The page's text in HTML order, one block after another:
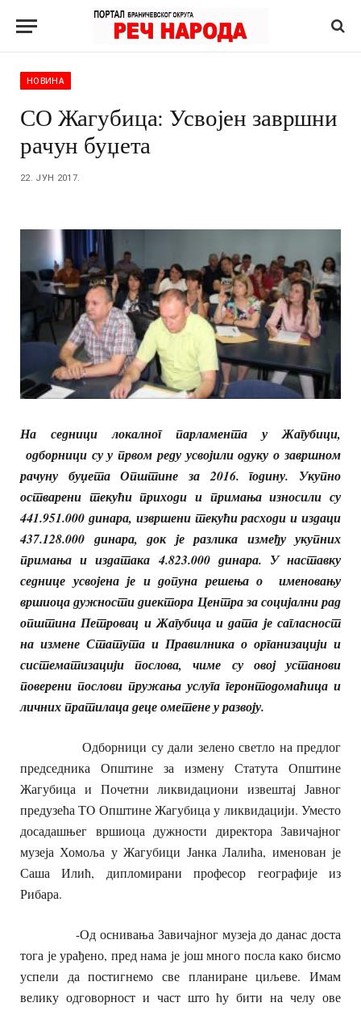
НОВИНА
СО Жагубица: Усвојен завршни
рачун буџета
22. ЈУН 2017.
На седници локалног парламента у Жагубици,
одборници су у првом реду усвојили одуку о завршном
рачуну буџета Општине за 2016. годину. Укупно
остварени текући приходи и примања износили су
441.951.000 динара, извршени текући расходи и издаци
437.128.000 динара, док је разлика између укупних
примања и издатака 4.823.000 динара. У наставку
седнице усвојена је и допуна решења о именовању
вршиоца дужности диектора Центра за социјални рад
општина Петровац и Жагубица и дата је сагласност
на измене Статута и Правилника о организацији и
систематизацији послова, чиме су овој установи
поверени послови пружања услуга геронтодомаћица и
личних пратилаца деце ометене у развоју.
Одборници су дали зелено светло на предлог
председника Општине за измену Статута Општине
Жагубица и Почетни ликвидациони извештај Јавног
предузећа ТO Општине Жагубица у ликвидацији. Уместо
досадашњег вршиоца дужности директора Завичајног
музеја Хомоља у Жагубици Јанка Лалића, именован је
Саша Илић, дипломирани професор географије из
Рибара.
-Од оснивања Завичајног музеја до данас доста
тога је урађено, пред нама је још много посла како бисмо
успели да постигнемо све планиране циљеве. Имам
велику одговорност и част што ћу бити на челу ове